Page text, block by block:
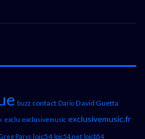
buzz contact Dario David Guetta
exclu exclusivemusic exclusivemusic.fr
Parys loic54 loic54.net loicb54